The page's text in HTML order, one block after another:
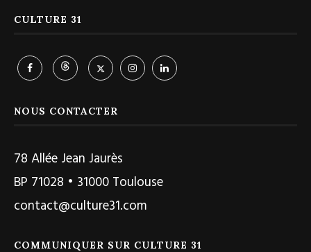
CULTURE 31
NOUS CONTACTER
78 Allée Jean Jaurès
BP 71028 • 31000 Toulouse
contact@culture31.com
COMMUNIQUER SUR CULTURE 31